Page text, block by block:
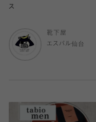
ス
靴下屋
エスパル仙台